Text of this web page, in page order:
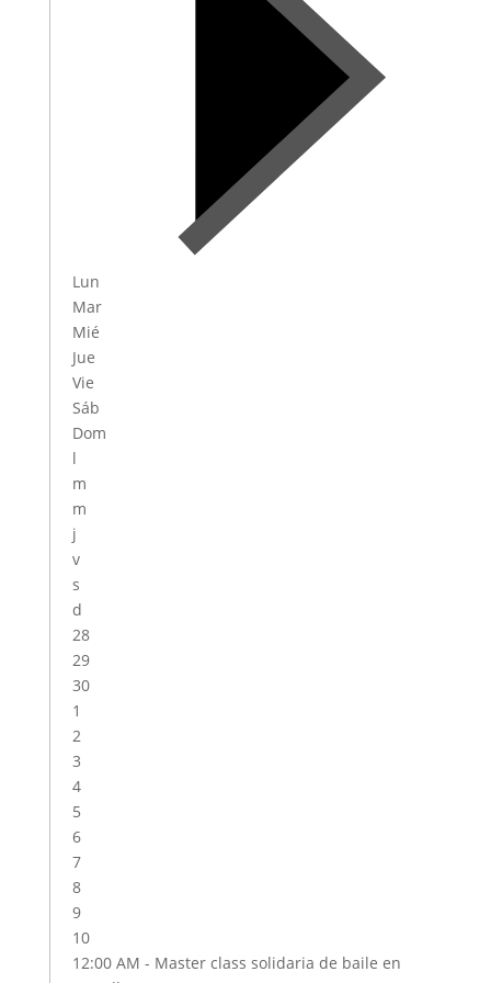
Lun
Mar
Mié
Jue
Vie
Sáb
Dom
l
m
m
j
v
s
d
28
29
30
1
2
3
4
5
6
7
8
9
10
12:00 AM - Master class solidaria de baile en